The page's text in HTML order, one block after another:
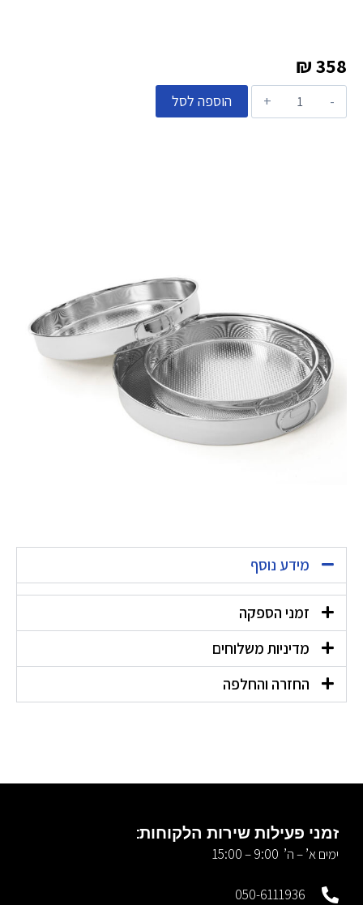
₪358
הוספה לסל
מידע נוסף
זמני הספקה
מדיניות משלוחים
החזרה והחלפה
זמני פעילות שירות הלקוחות:
ימים א’ – ה’ 9:00 – 15:00
050-6111936